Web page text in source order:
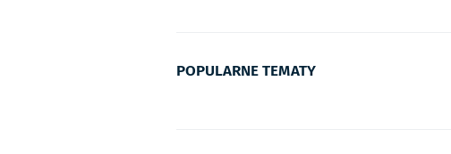
POPULARNE TEMATY